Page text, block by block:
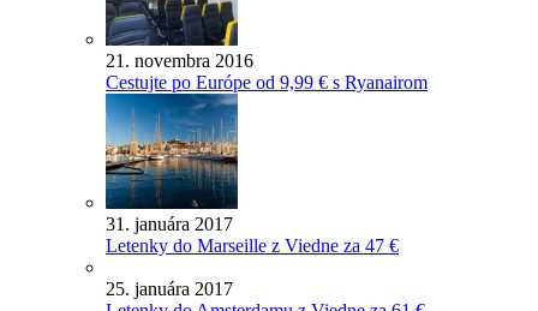
21. novembra 2016
Cestujte po Európe od 9,99 € s Ryanairom
31. januára 2017
Letenky do Marseille z Viedne za 47 €
25. januára 2017